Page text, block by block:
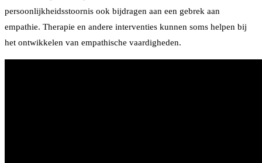
persoonlijkheidsstoornis ook bijdragen aan een gebrek aan
empathie. Therapie en andere interventies kunnen soms helpen bij
het ontwikkelen van empathische vaardigheden.